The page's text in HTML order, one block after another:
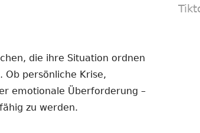
die ihre Situation ordnen
persönliche Krise,
emotionale Überforderung –
zu werden.